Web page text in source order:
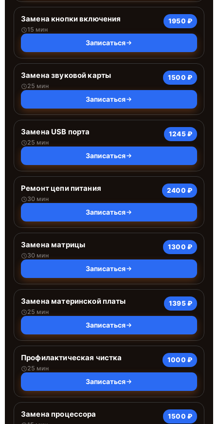
Замена кнопки включения
15 мин
1950 ₽
Записаться
Замена звуковой карты
25 мин
1500 ₽
Записаться
Замена USB порта
25 мин
1245 ₽
Записаться
Ремонт цепи питания
30 мин
2400 ₽
Записаться
Замена матрицы
30 мин
1300 ₽
Записаться
Замена материнской платы
25 мин
1395 ₽
Записаться
Профилактическая чистка
25 мин
1000 ₽
Записаться
Замена процессора 1500 ₽